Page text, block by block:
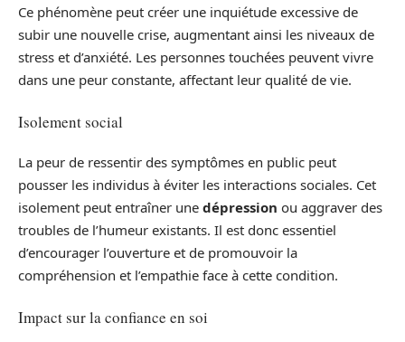
Ce phénomène peut créer une inquiétude excessive de
subir une nouvelle crise, augmentant ainsi les niveaux de
stress et d’anxiété. Les personnes touchées peuvent vivre
dans une peur constante, affectant leur qualité de vie.
Isolement social
La peur de ressentir des symptômes en public peut
pousser les individus à éviter les interactions sociales. Cet
isolement peut entraîner une dépression ou aggraver des
troubles de l’humeur existants. Il est donc essentiel
d’encourager l’ouverture et de promouvoir la
compréhension et l’empathie face à cette condition.
Impact sur la confiance en soi